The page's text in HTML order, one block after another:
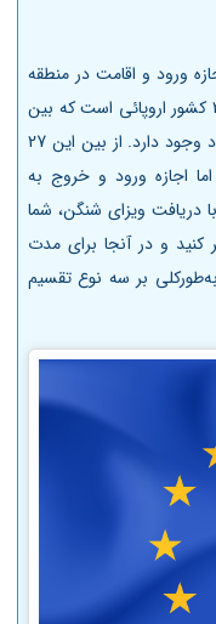
ورود و اقامت در منطقه
شنگن اروپا را می‌دهد. منطقه شنگن شامل 27 کشور اروپائی است که بین
آن‌ها قوانین مشترکی برای ورود و خروج افراد وجود دارد. از بین این 27
اما اجازه ورود و خروج به
دریافت ویزای شنگن، شما
و در آنجا برای مدت
بر سه نوع تقسیم